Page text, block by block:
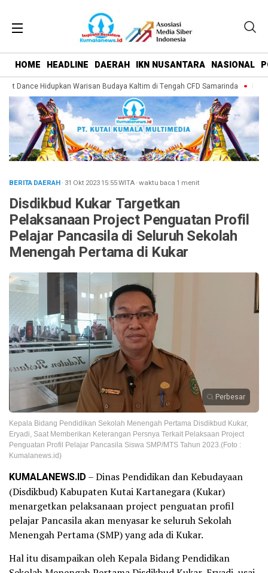
HOME HEADLINE DAERAH IKN NUSANTARA NASIONAL
Dance Hidupkan Warisan Budaya Kaltim di Tengah CFD Samarinda Musda
BERITA DAERAH· 31 Okt 202315:55WITA·waktu baca 1 menit
Disdikbud Kukar Targetkan
Pelaksanaan Project Penguatan Profil
Pelajar Pancasila di Seluruh Sekolah
Menengah Pertama di Kukar
Perbesar
Kepala Bidang Pendidikan Sekolah Menengah Pertama Disdikbud Kukar,
Eryadi, Saat Memberikan Keterangan Persnya Terkait Pelaksaan Project
Penguatan Profil Pelajar Pancasila Siswa SMP/MTS Tahun 2023.(Foto :
Kumalanews.id)
KUMALANEWS.ID – Dinas Pendidikan dan Kebudayaan
(Disdikbud) Kabupaten Kutai Kartanegara (Kukar)
menargetkan pelaksanaan project penguatan profil
pelajar Pancasila akan menyasar ke seluruh Sekolah
Menengah Pertama (SMP) yang ada di Kukar.
Hal itu disampaikan oleh Kepala Bidang Pendidikan